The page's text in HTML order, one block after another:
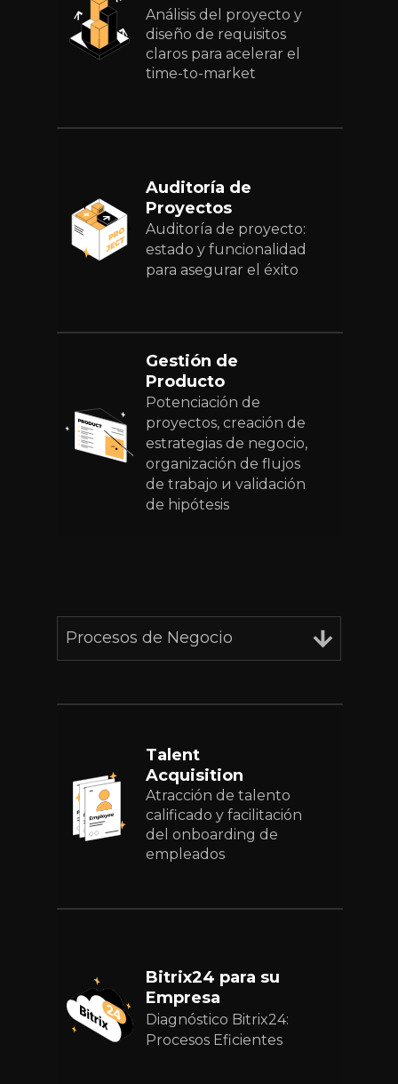
Análisis del proyecto y
diseño de requisitos
claros para acelerar el
time-to-market
Auditoría de
Proyectos
Auditoría de proyecto:
estado y funcionalidad
para asegurar el éxito
Gestión de
Producto
Potenciación de
proyectos, creación de
estrategias de negocio,
organización de flujos
de trabajo и validación
de hipótesis
Procesos de Negocio
Talent
Acquisition
Atracción de talento
calificado y facilitación
del onboarding de
empleados
Bitrix24 para su
Empresa
Diagnóstico Bitrix24:
Procesos Eficientes